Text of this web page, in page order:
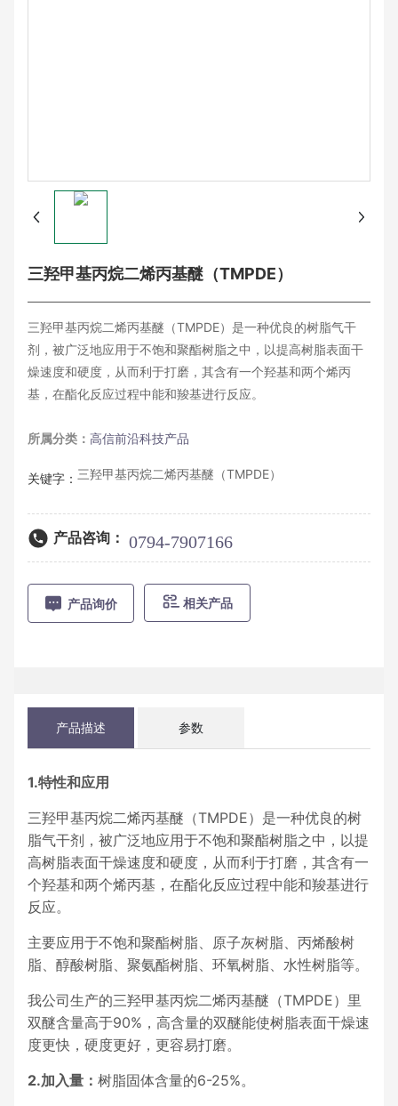
三羟甲基丙烷二烯丙基醚（TMPDE）
三羟甲基丙烷二烯丙基醚（TMPDE）是一种优良的树脂气干
剂，被广泛地应用于不饱和聚酯树脂之中，以提高树脂表面干
燥速度和硬度，从而利于打磨，其含有一个羟基和两个烯丙
基，在酯化反应过程中能和羧基进行反应。
所属分类： 高信前沿科技产品
关键字： 三羟甲基丙烷二烯丙基醚（TMPDE）
产品咨询： 0794-7907166
产品询价 相关产品
产品描述 参数
1.特性和应用
三羟甲基丙烷二烯丙基醚（TMPDE）是一种优良的树
脂气干剂，被广泛地应用于不饱和聚酯树脂之中，以提
高树脂表面干燥速度和硬度，从而利于打磨，其含有一
个羟基和两个烯丙基，在酯化反应过程中能和羧基进行
反应。
主要应用于不饱和聚酯树脂、原子灰树脂、丙烯酸树
脂、醇酸树脂、聚氨酯树脂、环氧树脂、水性树脂等。
我公司生产的三羟甲基丙烷二烯丙基醚（TMPDE）里
双醚含量高于90%，高含量的双醚能使树脂表面干燥速
度更快，硬度更好，更容易打磨。
2.加入量： 树脂固体含量的6-25%。